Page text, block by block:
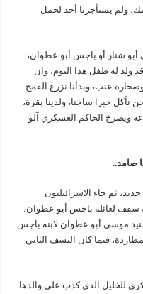
ولم يستأجرنا أحد لحمل
شنار أو باجس أبو عطوان،
ولد له طفل هذا اليوم، وان
عنب، وبدأنا نزرع القمح
نأكل خبزا ساخنا، ولدينا بقرة،
ويصرخ الحاكم العسكري آلو
صامد..
ثم جاء الاسرائيليون
سقف لعائلة باجس أبو عطوان،
سبب نسفه تجنيد موسى أبو عطوان لابنه باجس
فيما كان النسف الثاني
للخليل الذي كذب على والدها